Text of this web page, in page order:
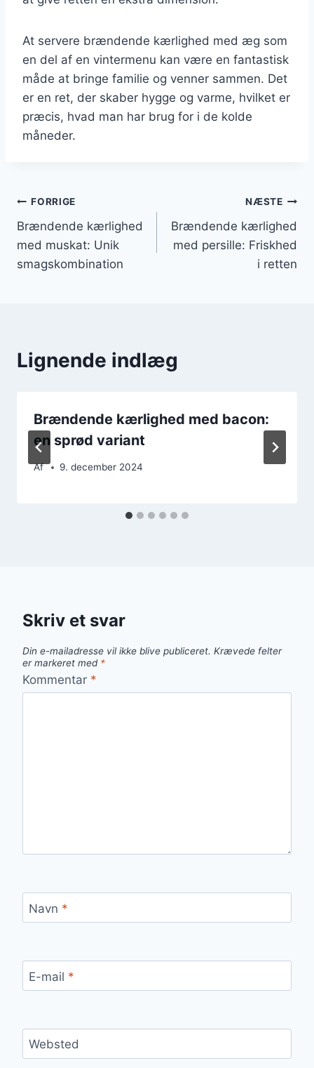
At servere brændende kærlighed med æg som
en del af en vintermenu kan være en fantastisk
måde at bringe familie og venner sammen. Det
er en ret, der skaber hygge og varme, hvilket er
præcis, hvad man har brug for i de kolde
måneder.
Indlægsnavigation
FORRIGE
Brændende kærlighed
med muskat: Unik
smagskombination
NÆSTE
Brændende kærlighed
med persille: Friskhed
i retten
Lignende indlæg
Brændende kærlighed med bacon:
en sprød variant
Af 9. december 2024
Skriv et svar
Din e-mailadresse vil ikke blive publiceret. Krævede felter
er markeret med *
Kommentar *
Navn *
E-mail *
Websted